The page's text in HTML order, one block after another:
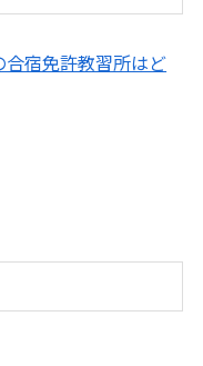
宿免許教習所はど